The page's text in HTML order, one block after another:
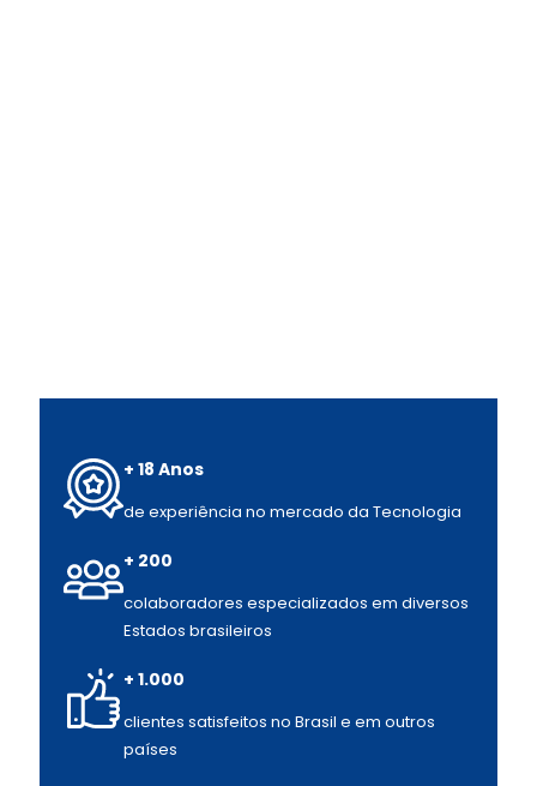
+ 18 Anos
de experiência no mercado da Tecnologia
+ 200
colaboradores especializados em diversos
Estados brasileiros
+ 1.000
clientes satisfeitos no Brasil e em outros
países